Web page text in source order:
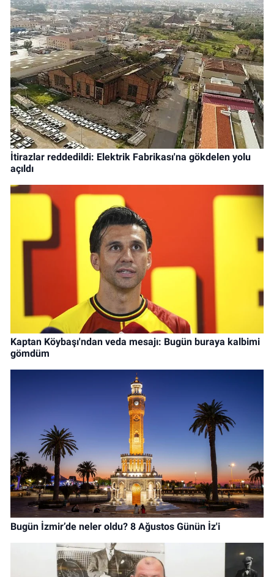
İtirazlar reddedildi: Elektrik Fabrikası'na gökdelen yolu
açıldı
Kaptan Köybaşı'ndan veda mesajı: Bugün buraya kalbimi
gömdüm
Bugün İzmir’de neler oldu? 8 Ağustos Günün İz'i